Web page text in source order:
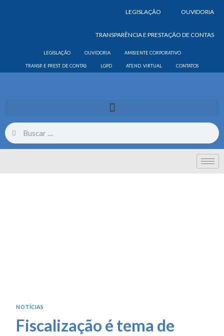
LEGISLAÇÃO OUVIDORIA
TRANSPARÊNCIA E PRESTAÇÃO DE CONTAS
LEGISLAÇÃO OUVIDORIA AMBIENTE CORPORATIVO
TRANSP. E PREST. DE CONTAS LGPD ATEND. VIRTUAL CONTATOS
NOTÍCIAS
Fiscalização é tema de